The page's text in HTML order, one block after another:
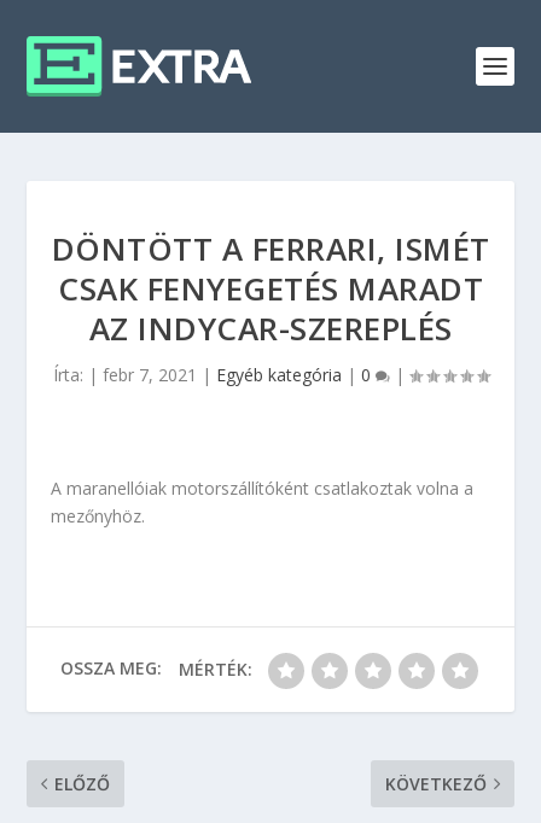
DÖNTÖTT A FERRARI, ISMÉT
CSAK FENYEGETÉS MARADT
AZ INDYCAR-SZEREPLÉS
Írta: | febr 7, 2021 | Egyéb kategória | 0 |
A maranellóiak motorszállítóként csatlakoztak volna a
mezőnyhöz.
OSSZA MEG: MÉRTÉK:
ELŐZŐ KÖVETKEZŐ